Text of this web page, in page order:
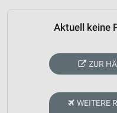
Aktuell keine
ZUR
WEITERE